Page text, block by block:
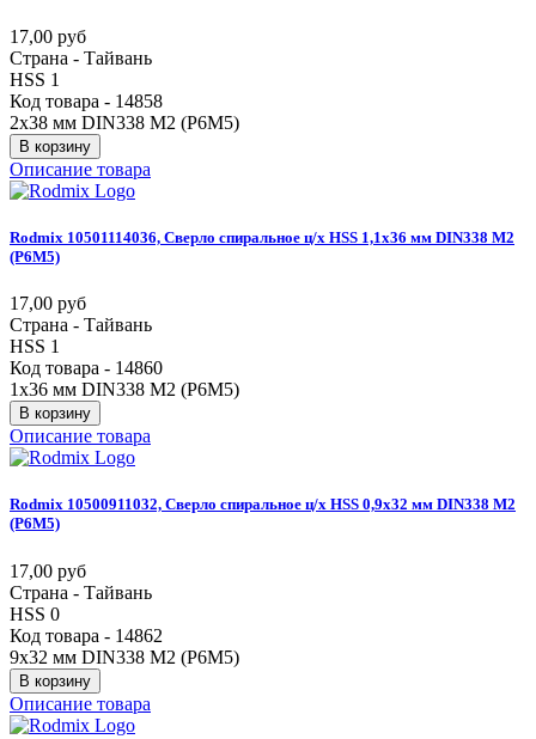
17,00 руб
Страна - Тайвань
HSS 1
Код товара - 14858
2х38 мм DIN338 М2 (Р6М5)
В корзину
Описание товара
Rodmix 10501114036, Сверло спиральное ц/х HSS 1,1х36 мм DIN338 М2
(Р6М5)
17,00 руб
Страна - Тайвань
HSS 1
Код товара - 14860
1х36 мм DIN338 М2 (Р6М5)
В корзину
Описание товара
Rodmix 10500911032, Сверло спиральное ц/х HSS 0,9х32 мм DIN338 М2
(Р6М5)
17,00 руб
Страна - Тайвань
HSS 0
Код товара - 14862
9х32 мм DIN338 М2 (Р6М5)
В корзину
Описание товара